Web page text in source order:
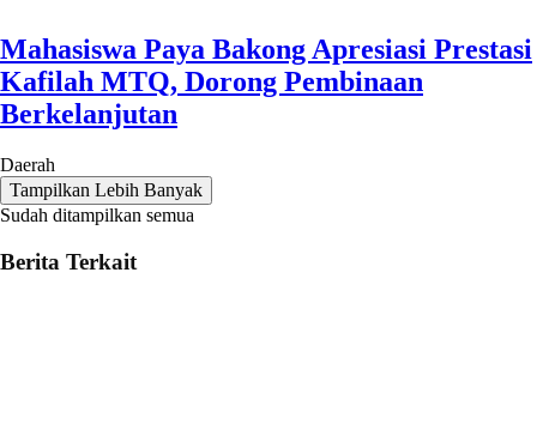
Mahasiswa Paya Bakong Apresiasi Prestasi
Kafilah MTQ, Dorong Pembinaan
Berkelanjutan
Daerah
Tampilkan Lebih Banyak
Sudah ditampilkan semua
Berita Terkait